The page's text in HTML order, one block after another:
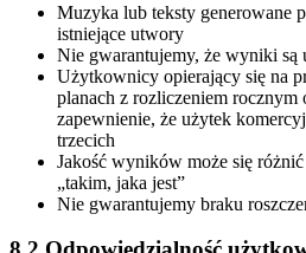
Muzyka lub teksty generowane
istniejące utwory
Nie gwarantujemy, że wyniki są
Użytkownicy opierający się na
planach z rozliczeniem rocznym
zapewnienie, że użytek
trzecich
Jakość wyników może się
„takim, jaka jest”
Nie gwarantujemy braku